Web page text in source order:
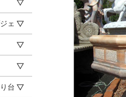
ェ
台